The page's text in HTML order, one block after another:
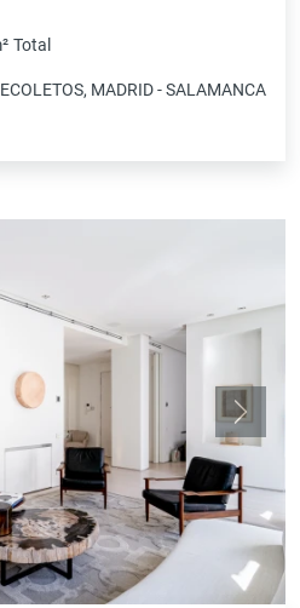
Total
MADRID - SALAMANCA